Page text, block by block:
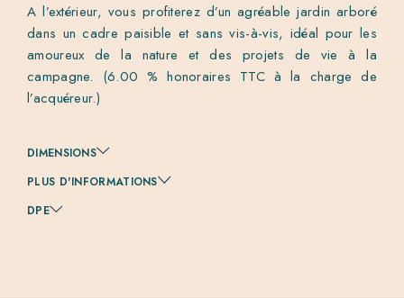
A l’extérieur, vous profiterez d’un agréable jardin arboré
dans un cadre paisible et sans vis-à-vis, idéal pour les
amoureux de la nature et des projets de vie à la
campagne. (6.00 % honoraires TTC à la charge de
l’acquéreur.)
DIMENSIONS
PLUS D'INFORMATIONS
DPE